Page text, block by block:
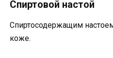
Спиртовой настой
Спиртосодержащим
коже.